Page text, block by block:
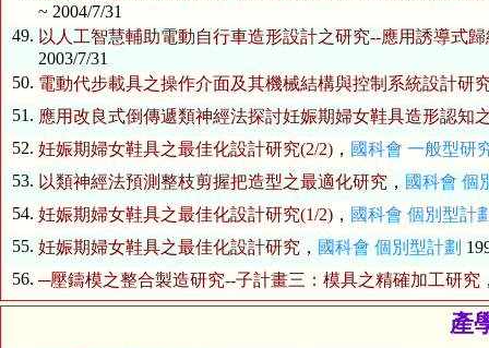
~ 2004/7/31
49. 以人工智慧輔助電動自行車造形設計之研究--應用誘導式
2003/7/31
50. 電動代步載具之操作介面及其機械結構與控制系統設計研
51. 應用改良式倒傳遞類神經法探討妊娠期婦女鞋具造形認知
52. 妊娠期婦女鞋具之最佳化設計研究(2/2) ， 國科會 一般型研
53. 以類神經法預測整枝剪握把造型之最適化研究 ， 國科會 個
54. 妊娠期婦女鞋具之最佳化設計研究(1/2) ， 國科會 個別型計
55. 妊娠期婦女鞋具之最佳化設計研究 ， 國科會 個別型計劃
56. ─壓鑄模之整合製造研究--子計畫三：模具之精確加工研究
產